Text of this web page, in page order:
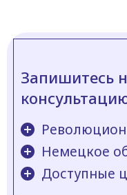
Запишитесь
Немецкое
Доступные